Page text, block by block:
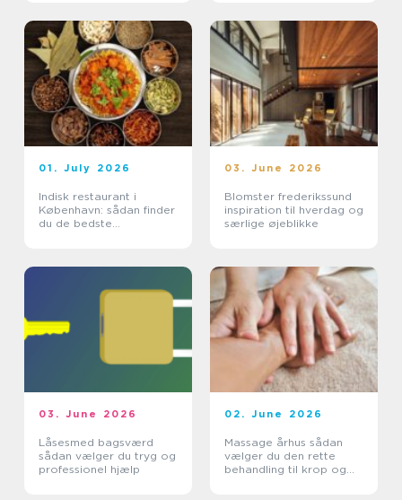
01. July 2026
Indisk restaurant i
København: sådan finder
du de bedste
03. June 2026
Blomster frederikssund
inspiration til hverdag og
særlige øjeblikke
03. June 2026
Låsesmed bagsværd
sådan vælger du tryg og
professionel hjælp
02. June 2026
Massage århus sådan
vælger du den rette
behandling til krop og